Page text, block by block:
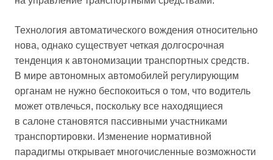
Технология автоматического вождения относительно
нова, однако существует четкая долгосрочная
тенденция к автономизации транспортных средств.
В мире автономных автомобилей регулирующим
органам не нужно беспокоиться о том, что водитель
может отвлечься, поскольку все находящиеся
в салоне становятся пассивными участниками
транспортировки. Изменение нормативной
парадигмы открывает многочисленные возможности